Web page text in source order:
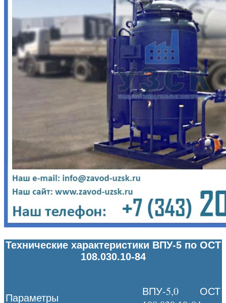
Технические характеристики ВПУ-5 по ОСТ
108.030.10-84
Параметры
ВПУ-5,0 ОСТ